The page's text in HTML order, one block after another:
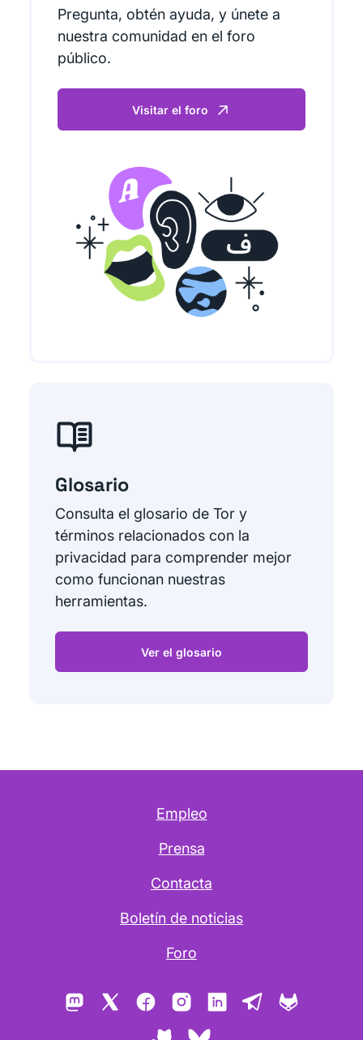
Pregunta, obtén ayuda, y únete a
nuestra comunidad en el foro
público.
Visitar el foro
Glosario
Consulta el glosario de Tor y
términos relacionados con la
privacidad para comprender mejor
como funcionan nuestras
herramientas.
Ver el glosario
Empleo
Prensa
Contacta
Boletín de noticias
Foro
Mastodon FacebookInstagramLinkedInTelegram
GitHubBluesky